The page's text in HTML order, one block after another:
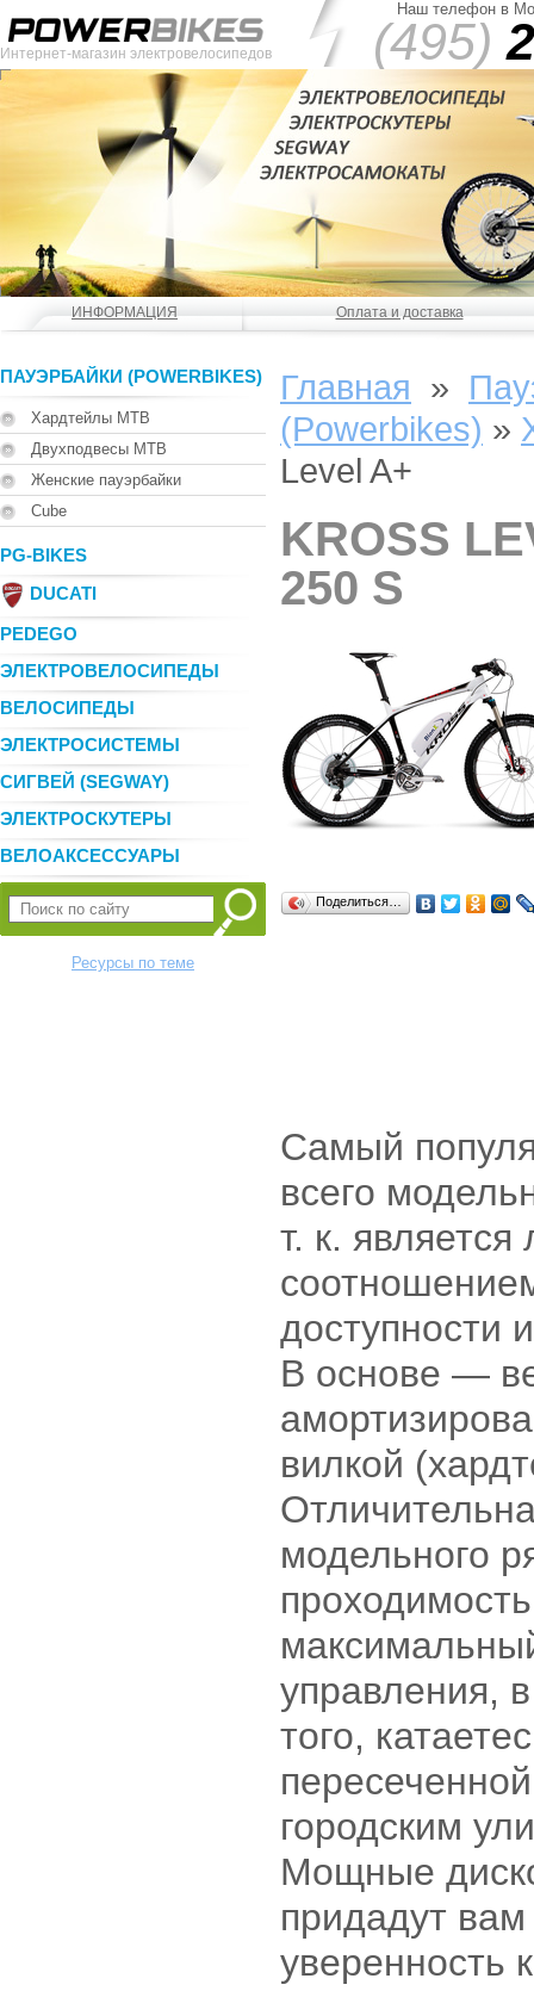
Интернет-магазин электровелосипедов
Наш телефон в
(495)
ИНФОРМАЦИЯ Оплата и доставка
ПАУЭРБАЙКИ (POWERBIKES)
Хардтейлы MTB
Двухподвесы MTB
Женские пауэрбайки
Cube
PG-BIKES
DUCATI
PEDEGO
ЭЛЕКТРОВЕЛОСИПЕДЫ
ВЕЛОСИПЕДЫ
ЭЛЕКТРОСИСТЕМЫ
СИГВЕЙ (SEGWAY)
ЭЛЕКТРОСКУТЕРЫ
ВЕЛОАКСЕССУАРЫ
Ресурсы по теме
Главная »
(Powerbikes) »
Level A+
KROSS
250 S
Поделиться…
Самый
всего
т. к.
доступности
В основе —
вилкой
модельного
управления,
того,
городским
Мощные
придадут
уверенность